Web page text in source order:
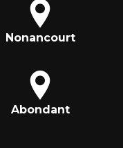
Nonancourt
Abondant